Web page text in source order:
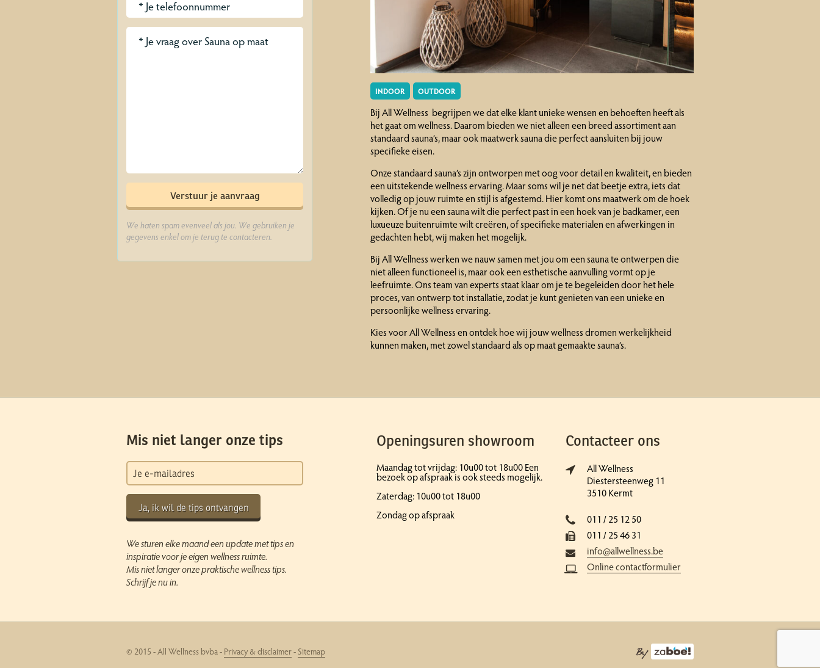
We haten spam evenveel als jou. We gebruiken je
gegevens enkel om je terug te contacteren.
INDOOR OUTDOOR
Bij All Wellness begrijpen we dat elke klant unieke wensen en behoeften heeft als
het gaat om wellness. Daarom bieden we niet alleen een breed assortiment aan
standaard sauna’s, maar ook maatwerk sauna die perfect aansluiten bij jouw
specifieke eisen.
Onze standaard sauna’s zijn ontworpen met oog voor detail en kwaliteit, en bieden
een uitstekende wellness ervaring. Maar soms wil je net dat beetje extra, iets dat
volledig op jouw ruimte en stijl is afgestemd. Hier komt ons maatwerk om de hoek
kijken. Of je nu een sauna wilt die perfect past in een hoek van je badkamer, een
luxueuze buitenruimte wilt creëren, of specifieke materialen en afwerkingen in
gedachten hebt, wij maken het mogelijk.
Bij All Wellness werken we nauw samen met jou om een sauna te ontwerpen die
niet alleen functioneel is, maar ook een esthetische aanvulling vormt op je
leefruimte. Ons team van experts staat klaar om je te begeleiden door het hele
proces, van ontwerp tot installatie, zodat je kunt genieten van een unieke en
persoonlijke wellness ervaring.
Kies voor All Wellness en ontdek hoe wij jouw wellness dromen werkelijkheid
kunnen maken, met zowel standaard als op maat gemaakte sauna’s.
Mis niet langer onze tips
Ja, ik wil de tips ontvangen
We sturen elke maand een update met tips en
inspiratie voor je eigen wellness ruimte.
Mis niet langer onze praktische wellness tips.
Schrijf je nu in.
Openingsuren showroom
Maandag tot vrijdag: 10u00 tot 18u00 Een
bezoek op afspraak is ook steeds mogelijk.
Zaterdag: 10u00 tot 18u00
Zondag op afspraak
Contacteer ons
All Wellness
Diestersteenweg 11
3510 Kermt
011 / 25 12 50
011 / 25 46 31
info@allwellness.be
Online contactformulier
© 2015 - All Wellness bvba - Privacy & disclaimer-Sitemap